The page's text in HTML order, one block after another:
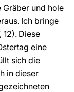
Gräber und hole
Ich bringe
12). Diese
eine
sich die
in dieser